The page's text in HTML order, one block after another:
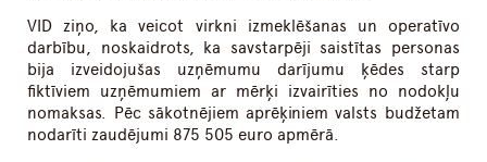
VID ziņo, ka veicot virkni izmeklēšanas un operatīvo
darbību, noskaidrots, ka savstarpēji saistītas personas
bija izveidojušas uzņēmumu darījumu ķēdes starp
fiktīviem uzņēmumiem ar mērķi izvairīties no nodokļu
nomaksas. Pēc sākotnējiem aprēķiniem valsts budžetam
nodarīti zaudējumi 875 505 euro apmērā.